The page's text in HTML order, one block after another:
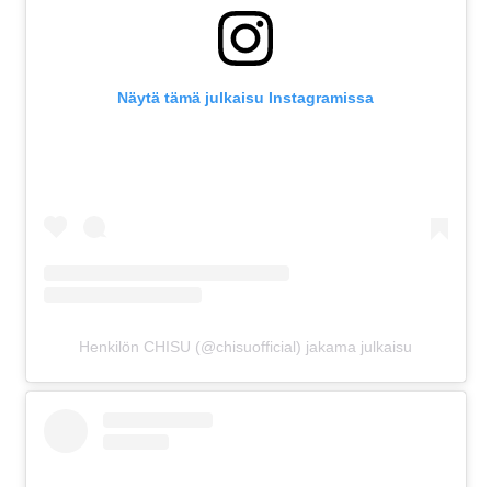
Näytä tämä julkaisu Instagramissa
Henkilön CHISU (@chisuofficial) jakama julkaisu